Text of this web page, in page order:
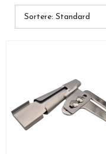
Sortere: Standard